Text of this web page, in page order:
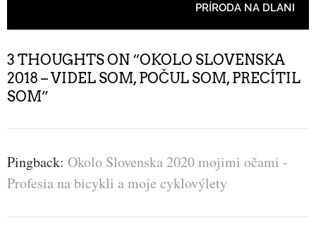
PRÍRODA NA DLANI
3 THOUGHTS ON “OKOLO SLOVENSKA
2018 – VIDEL SOM, POČUL SOM, PRECÍTIL
SOM”
Pingback: Okolo Slovenska 2020 mojimi očami -
Profesia na bicykli a moje cyklovýlety